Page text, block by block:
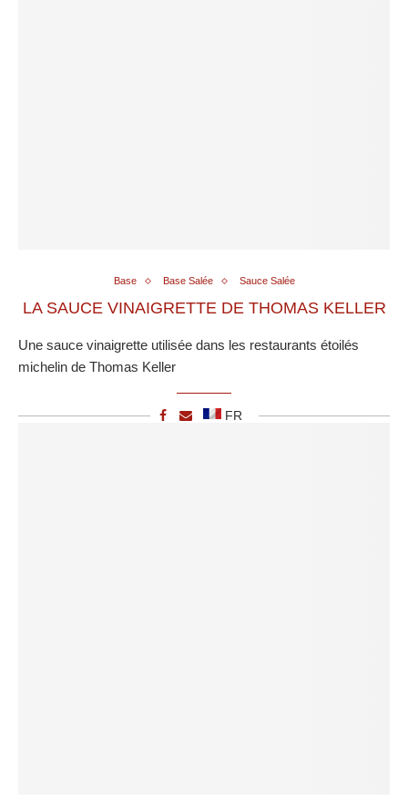
Base Base Salée Sauce Salée
LA SAUCE VINAIGRETTE DE THOMAS KELLER
Une sauce vinaigrette utilisée dans les restaurants étoilés
michelin de Thomas Keller
FR